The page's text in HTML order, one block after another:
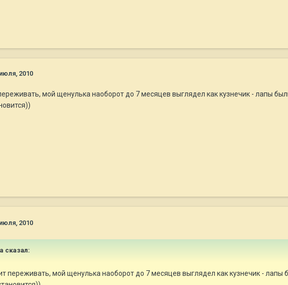
2010
мой щенулька наоборот до 7 месяцев выглядел как кузнечик - лапы
2010
сказал:
переживать, мой щенулька наоборот до 7 месяцев выглядел как кузнечик -